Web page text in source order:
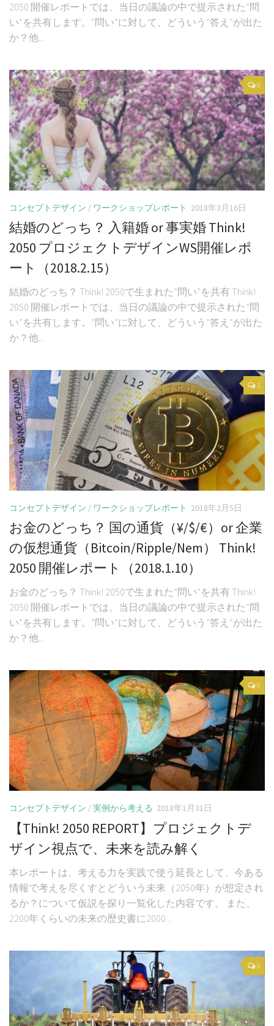
2050 開催レポートでは、当日の議論の中で提示された”問
い”を共有します。”問い”に対して、どういう”答え”が出た
か？他...
0
コンセプトデザイン / ワークショップレポート 2018年3月16日
結婚のどっち？ 入籍婚 or 事実婚 Think!
2050 プロジェクトデザインWS開催レポ
ート（2018.2.15）
結婚のどっち？ Think! 2050で生まれた”問い”を共有 Think!
2050 開催レポートでは、当日の議論の中で提示された”問
い”を共有します。”問い”に対して、どういう”答え”が出た
か？他...
1
コンセプトデザイン / ワークショップレポート 2018年2月5日
お金のどっち？ 国の通貨（¥/$/€）or 企業
の仮想通貨（Bitcoin/Ripple/Nem） Think!
2050 開催レポート（2018.1.10）
お金のどっち？ Think! 2050で生まれた”問い”を共有 Think!
2050 開催レポートでは、当日の議論の中で提示された”問
い”を共有します。”問い”に対して、どういう”答え”が出た
か？他...
0
コンセプトデザイン /実例から考える 2018年1月31日
【Think! 2050 REPORT】プロジェクトデ
ザイン視点で、未来を読み解く
本レポートは、考える力を実践で使う延長として、今ある
情報で考えを尽くすとどういう未来（2050年）が想定され
るか？について仮説を探り一覧化した内容です。 また、
2200年くらいの未来の歴史書に2000...
0